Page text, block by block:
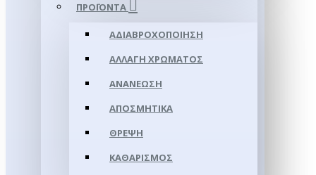
ΠΡΟΪΌΝΤΑ
ΑΔΙΑΒΡΟΧΟΠΟΊΗΣΗ
ΑΛΛΑΓΉ ΧΡΏΜΑΤΟΣ
ΑΝΑΝΈΩΣΗ
ΑΠΟΣΜΗΤΙΚΆ
ΘΡΈΨΗ
ΚΑΘΑΡΙΣΜΌΣ